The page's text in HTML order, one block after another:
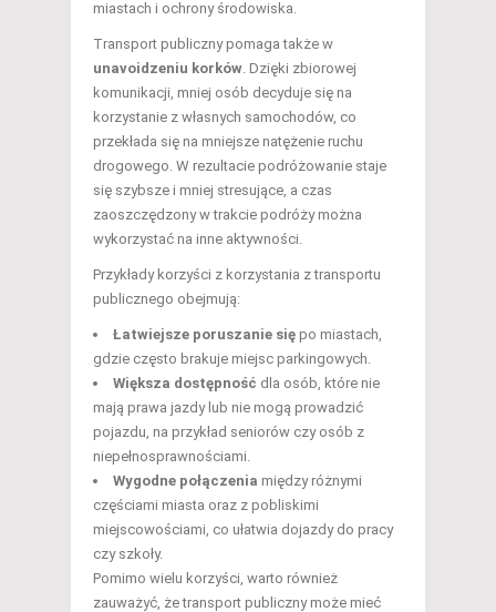
miastach i ochrony środowiska.
Transport publiczny pomaga także w
unavoidzeniu korków . Dzięki zbiorowej
komunikacji, mniej osób decyduje się na
korzystanie z własnych samochodów, co
przekłada się na mniejsze natężenie ruchu
drogowego. W rezultacie podróżowanie staje
się szybsze i mniej stresujące, a czas
zaoszczędzony w trakcie podróży można
wykorzystać na inne aktywności.
Przykłady korzyści z korzystania z transportu
publicznego obejmują:
Łatwiejsze poruszanie się po miastach,
gdzie często brakuje miejsc parkingowych.
Większa dostępność dla osób, które nie
mają prawa jazdy lub nie mogą prowadzić
pojazdu, na przykład seniorów czy osób z
niepełnosprawnościami.
Wygodne połączenia między różnymi
częściami miasta oraz z pobliskimi
miejscowościami, co ułatwia dojazdy do pracy
czy szkoły.
Pomimo wielu korzyści, warto również
zauważyć, że transport publiczny może mieć